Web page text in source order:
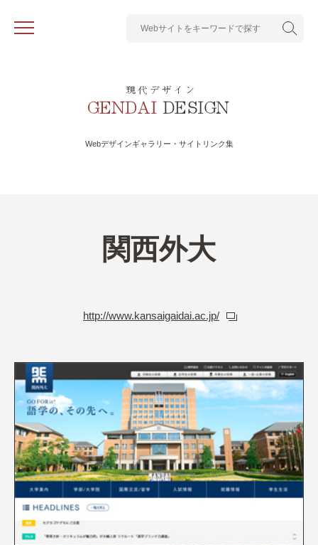
Webデザインギャラリー・サイトリンク集
関西外大
http://www.kansaigaidai.ac.jp/